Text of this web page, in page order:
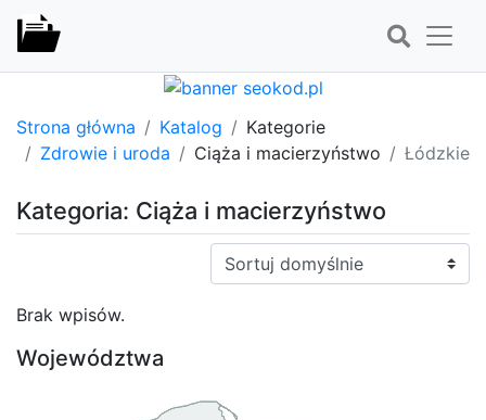
Strona główna Katalog
Kategorie
Zdrowie i uroda
Ciąża i macierzyństwo Łódzkie
Kategoria: Ciąża i macierzyństwo
Sortuj:
Brak wpisów.
Województwa